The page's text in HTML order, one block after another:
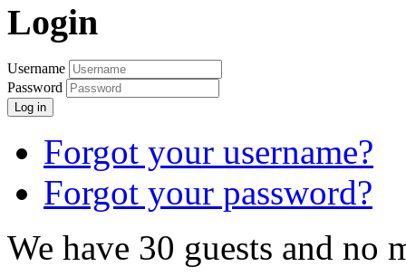
Login
Username
Password
Log in
Forgot your username?
Forgot your password?
We have 30 guests and no